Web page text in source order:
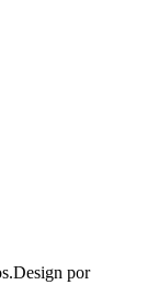
Design por